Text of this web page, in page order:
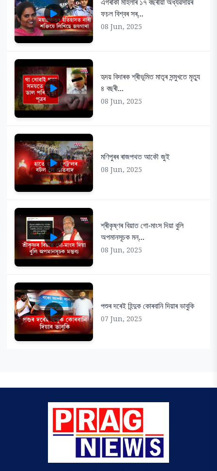
ফচল বিশ্বৰ সৰ্...
08 Jun, 2025
হৃদয় বিদাৰক শ্ৰীভূমিত মাতৃৰ সন্মুখতে মৃত্যু
৪ বছৰী...
08 Jun, 2025
মণিপুৰৰ ৰাজপথত আকৌ জুই
08 Jun, 2025
শ্ৰীকৃষ্ণৰ বিয়াত গো-মাংস দিয়া বুলি
অপমানসূচক মন্...
08 Jun, 2025
পশুৰ দৰেই হিন্দুক কোৰবানি দিয়াৰ ভাবুকি
07 Jun, 2025